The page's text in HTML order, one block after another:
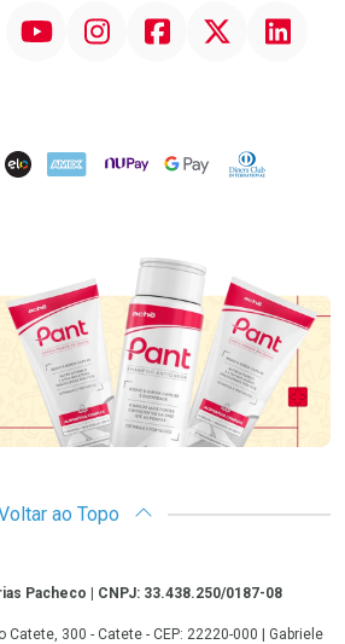
InstagramFacebook Linkedin
ELO AMEX NuPay Google PayDiners Club
Destaque
ao Topo
Pacheco | CNPJ: 33.438.250/0187-08
Catete, 300 - Catete - CEP: 22220-000 | Gabriele